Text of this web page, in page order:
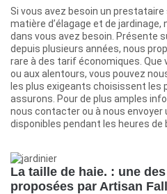
Si vous avez besoin un
matière d’élagage et de jardinage,
dans vous avez besoin. Présente
depuis plusieurs années, nous
rare à des tarif économiques.
ou aux alentours, vous pouvez
les plus exigeants choisissent les
assurons. Pour de plus amples
nous contacter ou à nous envoyer
disponibles pendant les heures de
La taille de haie. : une
proposées par Artisan